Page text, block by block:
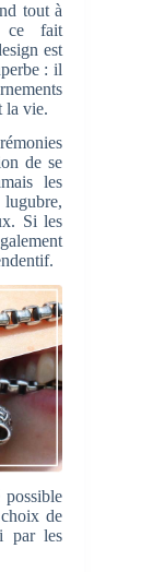
tout à
ce fait
est
: il
la vie.
de se
les
Si les
de
par les